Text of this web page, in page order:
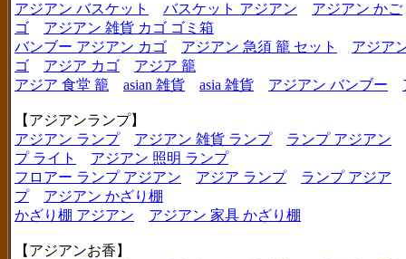
アジアン バスケット
バスケット アジアン
アジアン かご
ゴ
アジアン 雑貨 カゴ ゴミ箱
バンブー アジアン カゴ
アジアン 急須 籠 セット
アジア
ゴ
アジア カゴ
アジア 籠
アジア 食堂 籠
asian 雑貨 asia 雑貨 アジアン バンブー
【アジアンランプ】
アジアン ランプ
アジアン 雑貨 ランプ
ランプ アジアン
プ ライト
アジアン 照明 ランプ
フロアー ランプ アジアン
アジア ランプ
ランプ アジア
プ
アジアン かざり棚
かざり棚 アジアン
アジアン 家具 かざり棚
【アジアンお香】